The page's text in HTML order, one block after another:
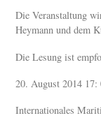
Die Veranstaltung
Heymann und dem
Die Lesung ist
20. August 2014 17:
Internationales